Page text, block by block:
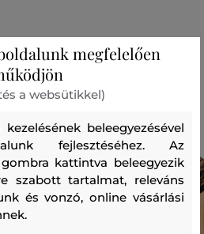
termékek
megfelelően
a websütikkel)
beleegyezésével
fejlesztéséhez. Az
kattintva beleegyezik
szabott tartalmat, releváns
és vonzó, online vásárlási